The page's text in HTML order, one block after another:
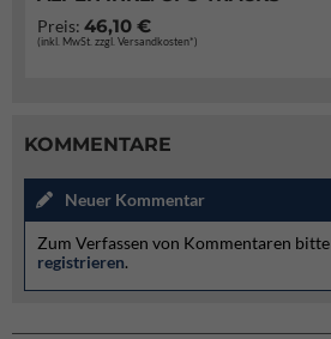
Preis: 46,10 €
(inkl. MwSt. zzgl. Versandkosten*)
KOMMENTARE
Neuer Kommentar
Zum Verfassen von Kommentaren bitte
registrieren.